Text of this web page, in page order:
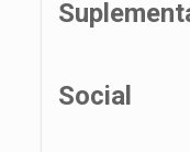
Social